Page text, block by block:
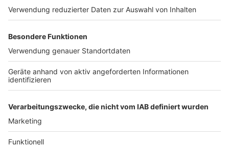
Werben
Archiv
ANTENNE BAYERN GROUP
Stiftung ANTENNE BAYERN
hilft
Teilnahmebedingungen
Grounding Page ANTENNE
BAYERN